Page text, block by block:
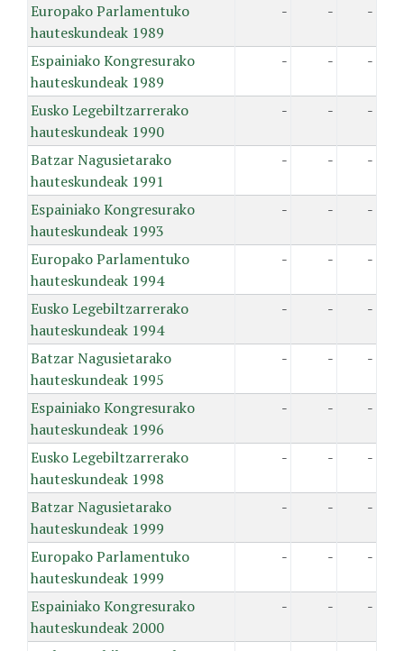
Europako Parlamentuko
hauteskundeak 1989
- - -
Espainiako Kongresurako
hauteskundeak 1989
- - -
Eusko Legebiltzarrerako
hauteskundeak 1990
- - -
Batzar Nagusietarako
hauteskundeak 1991
- - -
Espainiako Kongresurako
hauteskundeak 1993
- - -
Europako Parlamentuko
hauteskundeak 1994
- - -
Eusko Legebiltzarrerako
hauteskundeak 1994
- - -
Batzar Nagusietarako
hauteskundeak 1995
- - -
Espainiako Kongresurako
hauteskundeak 1996
- - -
Eusko Legebiltzarrerako
hauteskundeak 1998
- - -
Batzar Nagusietarako
hauteskundeak 1999
- - -
Europako Parlamentuko
hauteskundeak 1999
- - -
Espainiako Kongresurako
hauteskundeak 2000
- - -